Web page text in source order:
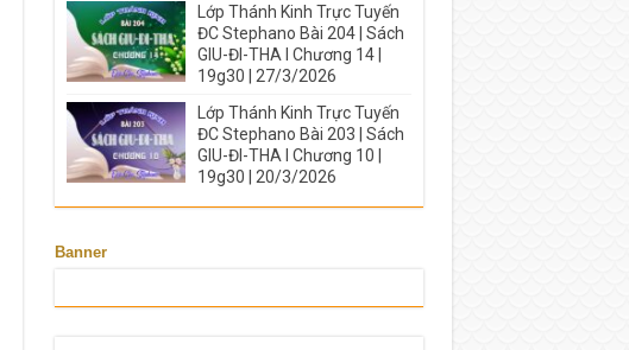
Lớp Thánh Kinh Trực Tuyến
ĐC Stephano Bài 204 | Sách
GIU-ĐI-THA I Chương 14 |
19g30 | 27/3/2026
Lớp Thánh Kinh Trực Tuyến
ĐC Stephano Bài 203 | Sách
GIU-ĐI-THA I Chương 10 |
19g30 | 20/3/2026
Banner